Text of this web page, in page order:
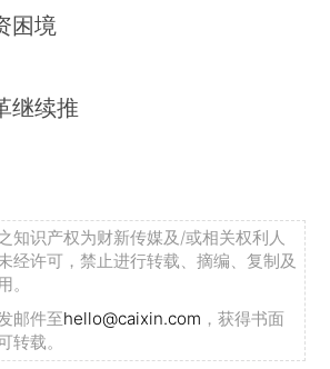
困境
继续推
知识产权为财新传媒及/或相关权利人
经许可，禁止进行转载、摘编、复制及
。
邮件至hello@caixin.com ，获得书面
转载。